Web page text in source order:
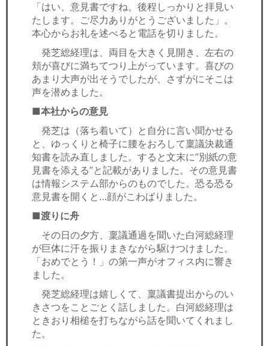
「はい、意見書ですね。後程しっかりと拝見い
たします。ご尽力ありがとうございました」。
本心からお礼を述べると電話を切りました。
発芝総経理は、両目を大きく見開き、左右の
頬が喜びに満ちてつり上がっています。喜びの
あまり大声が出そうでしたが、さずがにそこは
声を潜めました。
■本社からの意見
発芝は（落ち着いて）と自分に言い聞かせる
と、ゆっくりと椅子に腰をおろして稟議決裁通
知書を読み直しました。すると文末に”別紙の意
見書を添える”と記載がありました。その意見書
は情報システム部からのものでした。恐る恐る
意見書を開くと…顔がこわばりました。
■渡りに舟
その日の夕方、稟議通過を聞いた白河総経理
が巨体に汗を振りまきながら駆けつけました。
「おめでとう！」の第一声がオフィス内に響き
ました。
発芝総経理は嬉しくて、稟議書提出からのい
きさつをことごとく話しました。白河総経理は
ときおり相槌を打ちながら話を聞いてくれまし
た。